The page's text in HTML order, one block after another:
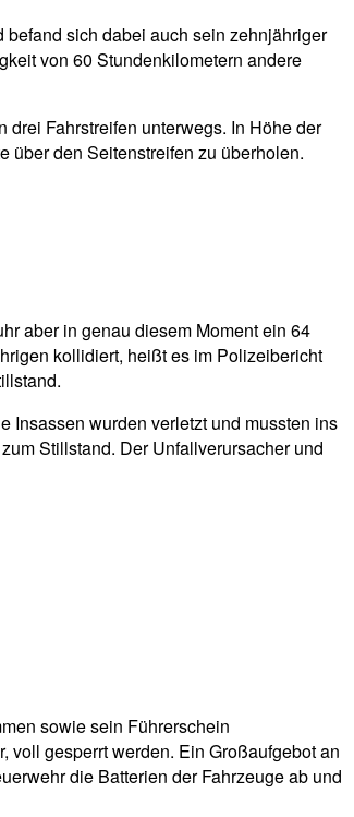
sich dabei auch sein zehnjähriger
von 60 Stundenkilometern andere
Fahrstreifen unterwegs. In Höhe der
über den Seitenstreifen zu überholen.
aber in genau diesem Moment ein 64
kollidiert, heißt es im Polizeibericht
Insassen wurden verletzt und mussten ins
Stillstand. Der Unfallverursacher und
sowie sein Führerschein
voll gesperrt werden. Ein Großaufgebot an
die Batterien der Fahrzeuge ab und